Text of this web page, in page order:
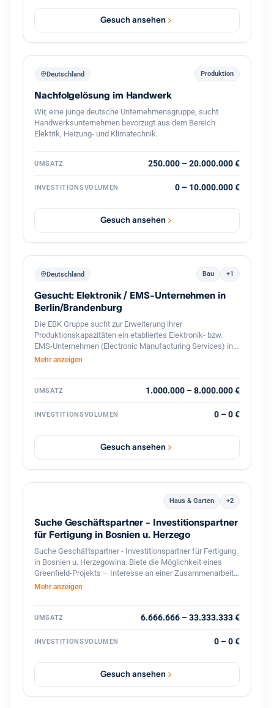
vollständige Übernahme oder eine Mehrheit inklusive
Übernahme der Geschäftsführung. Eine strukturierte
Übergabe im Tempo des bisherigen Inhabers ist
mit einem festen privaten Investorenkreis, der bei
zusätzlichem Bedarf Eigenkapital von bis zu 3 Millionen
Euro bereitstellt. Damit lässt sich eine Übernahme zügig
und verlässlich umsetzen. Eine
Vertraulichkeitsvereinbarung unterzeichne ich
selbstverständlich gern. Ich freue mich auf einen
vertraulichen Austausch.
Gesuch ansehen
Deutschland Produktion
Nachfolgelösung im Handwerk
Wir, eine junge deutsche Unternehmensgruppe, sucht
Handwerksunternehmen bevorzugt aus dem Bereich
Elektrik, Heizung- und Klimatechnik.
UMSATZ 250.000 – 20.000.000 €
INVESTITIONSVOLUMEN 0 – 10.000.000 €
Gesuch ansehen
Deutschland Bau +1
Gesucht: Elektronik / EMS-Unternehmen in
Berlin/Brandenburg
Die EBK Gruppe sucht zur Erweiterung ihrer
Produktionskapazitäten ein etabliertes Elektronik- bzw.
EMS-Unternehmen (Electronic Manufacturing Services) in
Berlin und dem direkten Berliner Umland (Speckgürtel).
Leiterplatten (SMD/THT) sowie elektromechanischer
Team, bestehendem Kundenstamm und Potenzial für die
Mehr anzeigen
UMSATZ 1.000.000 – 8.000.000 €
INVESTITIONSVOLUMEN 0 – 0 €
Gesuch ansehen
Haus & Garten +2
Suche Geschäftspartner - Investitionspartner
für Fertigung in Bosnien u. Herzego
Suche Geschäftspartner - Investitionspartner für Fertigung
in Bosnien u. Herzegowina. Biete die Möglichkeit eines
Greenfield-Projekts – Interesse an einer Zusammenarbeit?
Lassen Sie uns über Zahlen, Möglichkeiten und die
Sie nicht, mich zu kontaktieren. Bitte teilen. Danke!
Mehr anzeigen
UMSATZ 6.666.666 – 33.333.333 €
INVESTITIONSVOLUMEN 0 – 0 €
Gesuch ansehen